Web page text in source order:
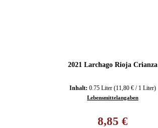
2021 Larchago Rioja Crianza
Inhalt: 0.75 Liter (11,80 € / 1 Liter)
Lebensmittelangaben
8,85 €